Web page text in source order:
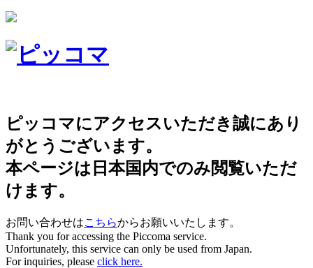
ピッコマにアクセスいただき誠にあり
がとうございます。
本ページは日本国内でのみ閲覧いただ
けます。
お問い合わせはこちらからお願いいたします。
Thank you for accessing the Piccoma service.
Unfortunately, this service can only be used from Japan.
For inquiries, please click here.